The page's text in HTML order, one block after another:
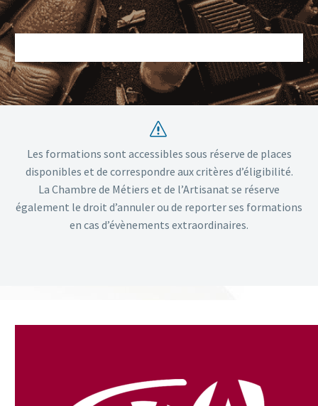
s
s
Les formations sont accessibles sous réserve de places
disponibles et de correspondre aux critères d’éligibilité.
La Chambre de Métiers et de l’Artisanat se réserve
également le droit d’annuler ou de reporter ses formations
en cas d’évènements extraordinaires.